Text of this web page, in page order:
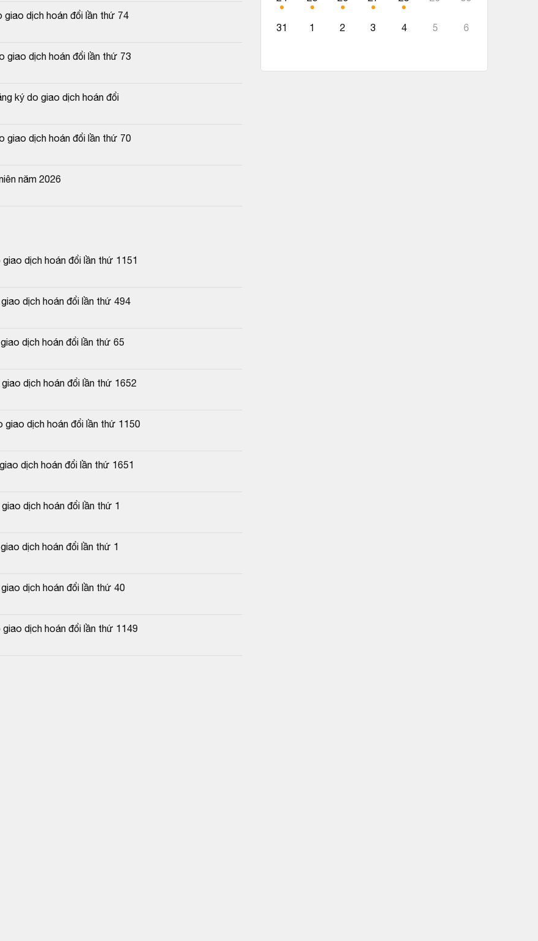
dịch hoán đổi lần thứ 74
giao dịch hoán đổi lần thứ 73
ký do giao dịch hoán đổi
giao dịch hoán đổi lần thứ 70
năm 2026
dịch hoán đổi lần thứ 1151
dịch hoán đổi lần thứ 494
dịch hoán đổi lần thứ 65
dịch hoán đổi lần thứ 1652
dịch hoán đổi lần thứ 1150
dịch hoán đổi lần thứ 1651
dịch hoán đổi lần thứ 1
dịch hoán đổi lần thứ 1
dịch hoán đổi lần thứ 40
dịch hoán đổi lần thứ 1149
31 1 2 3 4 5 6